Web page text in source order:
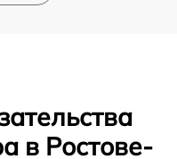
в Ростове-